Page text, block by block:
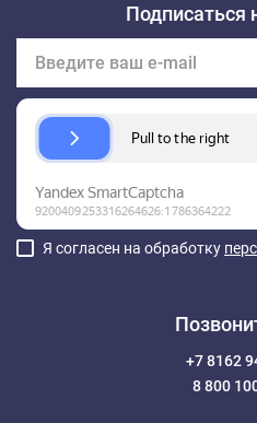
Подписаться
Я согласен на обработку
+7 8162
8 800